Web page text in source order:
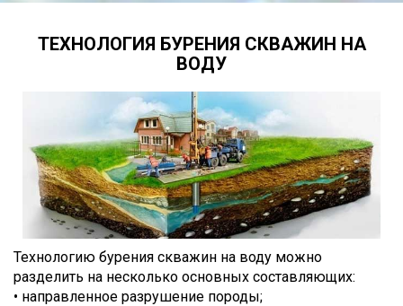
ТЕХНОЛОГИЯ БУРЕНИЯ СКВАЖИН НА
ВОДУ
Технологию бурения скважин на воду можно
разделить на несколько основных составляющих:
• направленное разрушение породы;